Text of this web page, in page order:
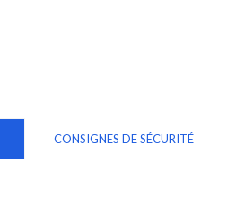
CONSIGNES DE SÉCURITÉ